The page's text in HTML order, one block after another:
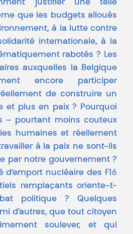
justifier une telle
que les budgets alloués
à la lutte contre
internationale, à la
rabotés ? Les
auxquelles la Belgique
encore participer
de construire un
et plus en paix ? Pourquoi
– pourtant moins couteux
humaines et réellement
à la paix ne sont-ils
par notre gouvernement ?
d’emport nucléaire des F16
remplaçants oriente-t-
politique ? Quelques
d’autres, que tout citoyen
soulever, et qui